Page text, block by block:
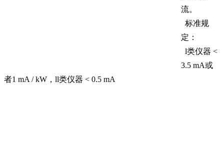
流。
标准规
定：
l类仪器 <
3.5 mA或
者1 mA / kW，ll类仪器 < 0.5 mA